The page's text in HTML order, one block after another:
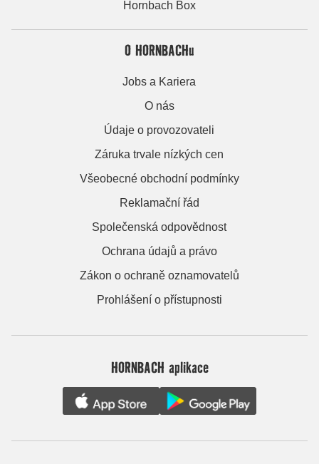
Hornbach Box
O HORNBACHu
Jobs a Kariera
O nás
Údaje o provozovateli
Záruka trvale nízkých cen
Všeobecné obchodní podmínky
Reklamační řád
Společenská odpovědnost
Ochrana údajů a právo
Zákon o ochraně oznamovatelů
Prohlášení o přístupnosti
HORNBACH aplikace